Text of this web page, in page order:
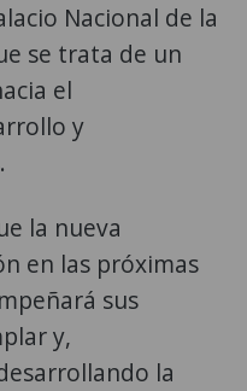
Nacional de la
se trata de un
el
y
la nueva
en las próximas
sus
y,
la